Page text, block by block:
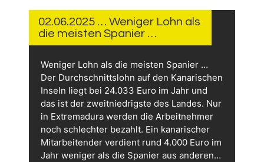
02.06.2025 … Weniger Lohn als
die meisten Spanier …
Weniger Lohn als die meisten Spanier …
Der Durchschnittslohn auf den Kanarischen
Inseln liegt bei 24.033 Euro im Jahr und
das ist der zweitniedrigste des Landes. Nur
in Extremadura werden die Arbeitnehmer
noch schlechter bezahlt. Ein kanarischer
Mitarbeitender verdient rund 4.000 Euro im
Jahr weniger als die Spanier aus anderen…